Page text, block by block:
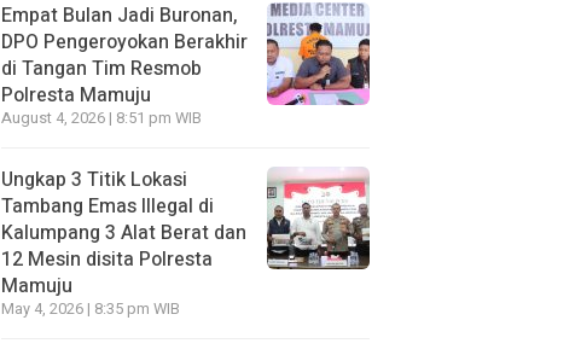
Empat Bulan Jadi Buronan,
DPO Pengeroyokan Berakhir
di Tangan Tim Resmob
Polresta Mamuju
August 4, 2026 | 8:51 pm WIB
Ungkap 3 Titik Lokasi
Tambang Emas Illegal di
Kalumpang 3 Alat Berat dan
12 Mesin disita Polresta
Mamuju
May 4, 2026 | 8:35 pm WIB